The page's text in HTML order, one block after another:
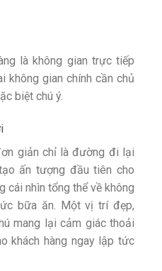
là không gian trực tiếp
không gian chính cần chủ
biệt chú ý.
giản chỉ là đường đi lại
ấn tượng đầu tiên cho
cái nhìn tổng thể về không
bữa ăn. Một vị trí đẹp,
mang lại cảm giác thoải
khách hàng ngay lập tức